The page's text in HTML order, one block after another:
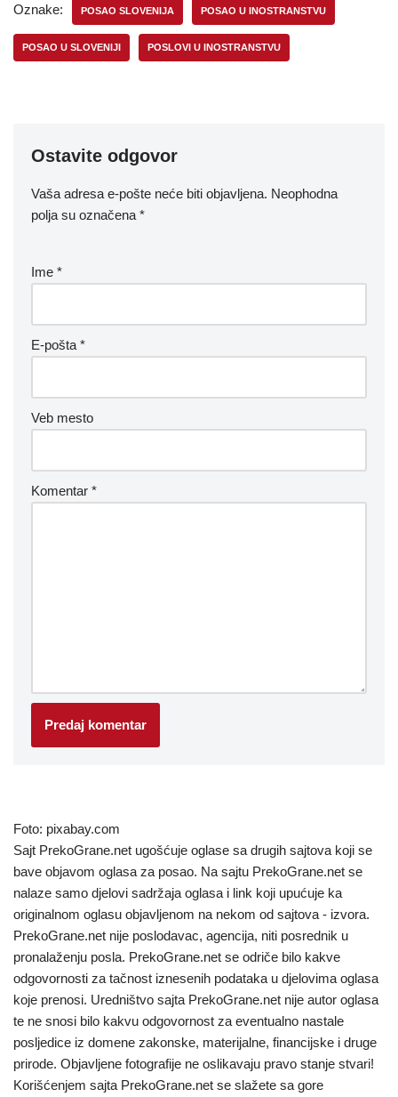
Oznake: POSAO SLOVENIJA POSAO U INOSTRANSTVU
POSAO U SLOVENIJI POSLOVI U INOSTRANSTVU
Ostavite odgovor
Vaša adresa e-pošte neće biti objavljena. Neophodna
polja su označena *
Ime *
E-pošta *
Veb mesto
Komentar *
Foto: pixabay.com
Sajt PrekoGrane.net ugošćuje oglase sa drugih sajtova koji se
bave objavom oglasa za posao. Na sajtu PrekoGrane.net se
nalaze samo djelovi sadržaja oglasa i link koji upućuje ka
originalnom oglasu objavljenom na nekom od sajtova - izvora.
PrekoGrane.net nije poslodavac, agencija, niti posrednik u
pronalaženju posla. PrekoGrane.net se odriče bilo kakve
odgovornosti za tačnost iznesenih podataka u djelovima oglasa
koje prenosi. Uredništvo sajta PrekoGrane.net nije autor oglasa
te ne snosi bilo kakvu odgovornost za eventualno nastale
posljedice iz domene zakonske, materijalne, financijske i druge
prirode. Objavljene fotografije ne oslikavaju pravo stanje stvari!
Korišćenjem sajta PrekoGrane.net se slažete sa gore